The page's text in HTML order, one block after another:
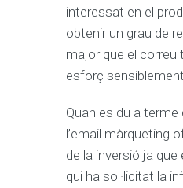
interessat en el
obtenir un grau de
major que el correu
esforç
Quan es du a
l’email màrqueting
de la inversió ja
qui ha sol·licitat la